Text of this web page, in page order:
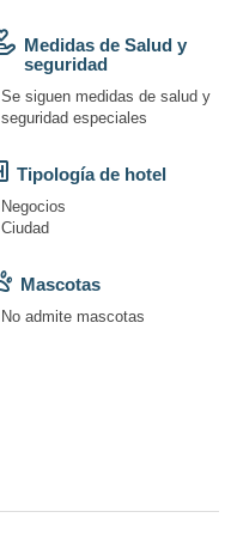
Medidas de Salud y
seguridad
Se siguen medidas de salud y
seguridad especiales
Tipología de hotel
Negocios
Ciudad
Mascotas
No admite mascotas